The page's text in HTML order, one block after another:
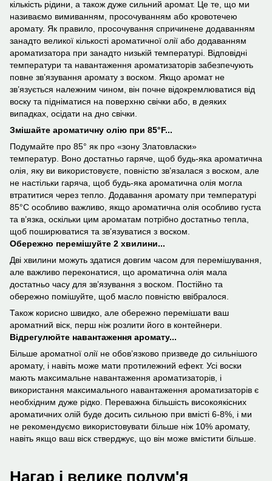
кількість рідини, а також дуже сильний аромат. Це те, що ми
називаємо вимиванням, просочуванням або кровотечею
аромату. Як правило, просочування спричинене додаванням
занадто великої кількості ароматичної олії або додаванням
ароматизатора при занадто низькій температурі. Відповідні
температури та навантаження ароматизаторів забезпечують
повне зв’язування аромату з воском. Якщо аромат не
зв’язується належним чином, він почне відокремлюватися від
воску та підніматися на поверхню свічки або, в деяких
випадках, осідати на дно свічки.
Змішайте ароматичну олію при 85°F...
Подумайте про 85° як про «зону Златовласки»
температур. Воно достатньо гаряче, щоб будь-яка ароматична
олія, яку ви використовуєте, повністю зв’язалася з воском, але
не настільки гаряча, щоб будь-яка ароматична олія могла
втратитися через тепло. Додавання аромату при температурі
85°С особливо важливо, якщо ароматична олія особливо густа
та в’язка, оскільки цим ароматам потрібно достатньо тепла,
щоб поширюватися та зв’язуватися з воском.
Обережно перемішуйте 2 хвилини...
Дві хвилини можуть здатися довгим часом для перемішування,
але важливо переконатися, що ароматична олія мала
достатньо часу для зв’язування з воском. Постійно та
обережно помішуйте, щоб масло повністю ввібралося.
Також корисно швидко, але обережно перемішати ваш
ароматний віск, перш ніж розлити його в контейнери.
Відрегулюйте навантаження аромату...
Більше ароматної олії не обов’язково призведе до сильнішого
аромату, і навіть може мати протилежний ефект. Усі воски
мають максимальне навантаження ароматизаторів, і
використання максимального навантаження ароматизаторів є
необхідним дуже рідко. Переважна більшість високоякісних
ароматичних олій буде досить сильною при вмісті 6-8%, і ми
не рекомендуємо використовувати більше ніж 10% аромату,
навіть якщо ваш віск стверджує, що він може вмістити більше.
Нагар і велике полум'я